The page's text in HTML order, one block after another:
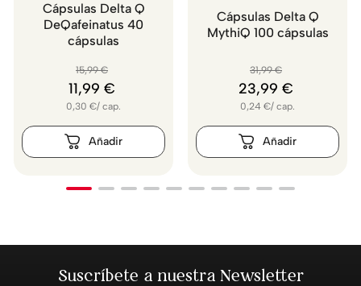
Cápsulas Delta Q
DeQafeinatus 40
cápsulas
15,99 €
11,99 €
0,30 €/ cap.
Cápsulas Delta Q
MythiQ 100 cápsulas
31,99 €
23,99 €
0,24 €/ cap.
Suscríbete a nuestra Newsletter